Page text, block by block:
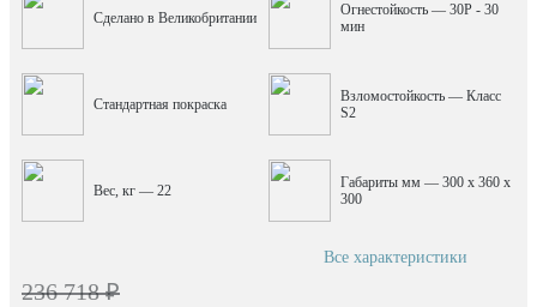
Сделано в Великобритании
Огнестойкость — 30P - 30
мин
Стандартная покраска
Взломостойкость — Класс
S2
Вес, кг — 22
Габариты мм — 300 x 360 x
300
Все характеристики
236 718 ₽